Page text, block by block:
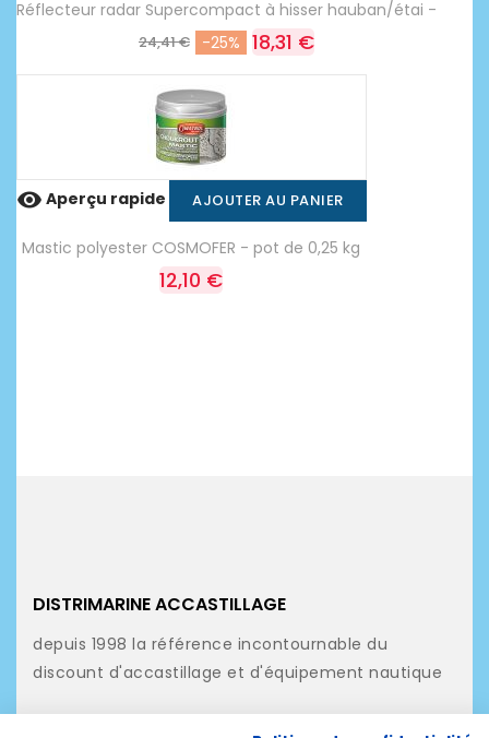
Réflecteur radar Supercompact à hisser hauban/étai -
24,41 € -25% 18,31 €
 Aperçu rapide AJOUTER AU PANIER
Mastic polyester COSMOFER - pot de 0,25 kg
12,10 €
DISTRIMARINE ACCASTILLAGE
depuis 1998 la référence incontournable du
discount d'accastillage et d'équipement nautique
NOS PRODUITS